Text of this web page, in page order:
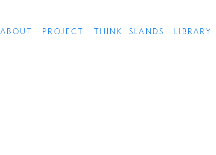
ABOUT PROJECT THINK ISLANDS LIBRARY